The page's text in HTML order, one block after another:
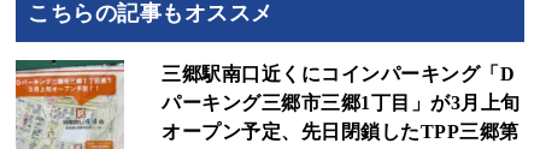
こちらの記事もオススメ
三郷駅南口近くにコインパーキング「D
パーキング三郷市三郷1丁目」が3月上旬
オープン予定、先日閉鎖したTPP三郷第